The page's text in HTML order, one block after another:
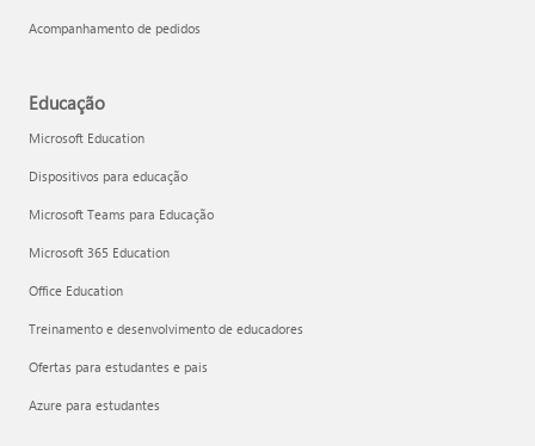
Acompanhamento de pedidos
Educação
Microsoft Education
Dispositivos para educação
Microsoft Teams para Educação
Microsoft 365 Education
Office Education
Treinamento e desenvolvimento de educadores
Ofertas para estudantes e pais
Azure para estudantes